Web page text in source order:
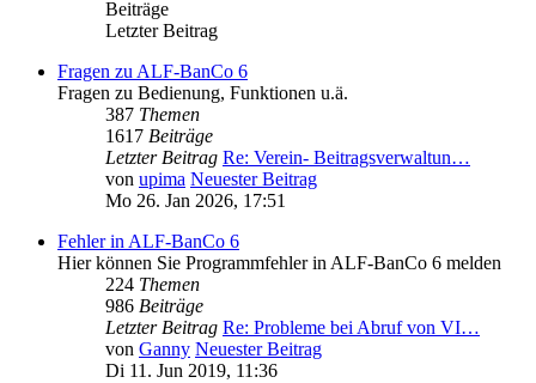
Beiträge
Letzter Beitrag
Fragen zu ALF-BanCo 6
Fragen zu Bedienung, Funktionen u.ä.
387 Themen
1617 Beiträge
Letzter Beitrag Re: Verein- Beitragsverwaltun…
von upima Neuester Beitrag
Mo 26. Jan 2026, 17:51
Fehler in ALF-BanCo 6
Hier können Sie Programmfehler in ALF-BanCo 6 melden
224 Themen
986 Beiträge
Letzter Beitrag Re: Probleme bei Abruf von VI…
von Ganny Neuester Beitrag
Di 11. Jun 2019, 11:36